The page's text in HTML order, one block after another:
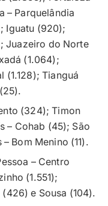
– Parquelândia
Iguatu (920);
Juazeiro do Norte
(1.064);
(1.128); Tianguá
(324); Timon
– Cohab (45); São
Bom Menino (11).
– Centro
(1.551);
e Sousa (104).